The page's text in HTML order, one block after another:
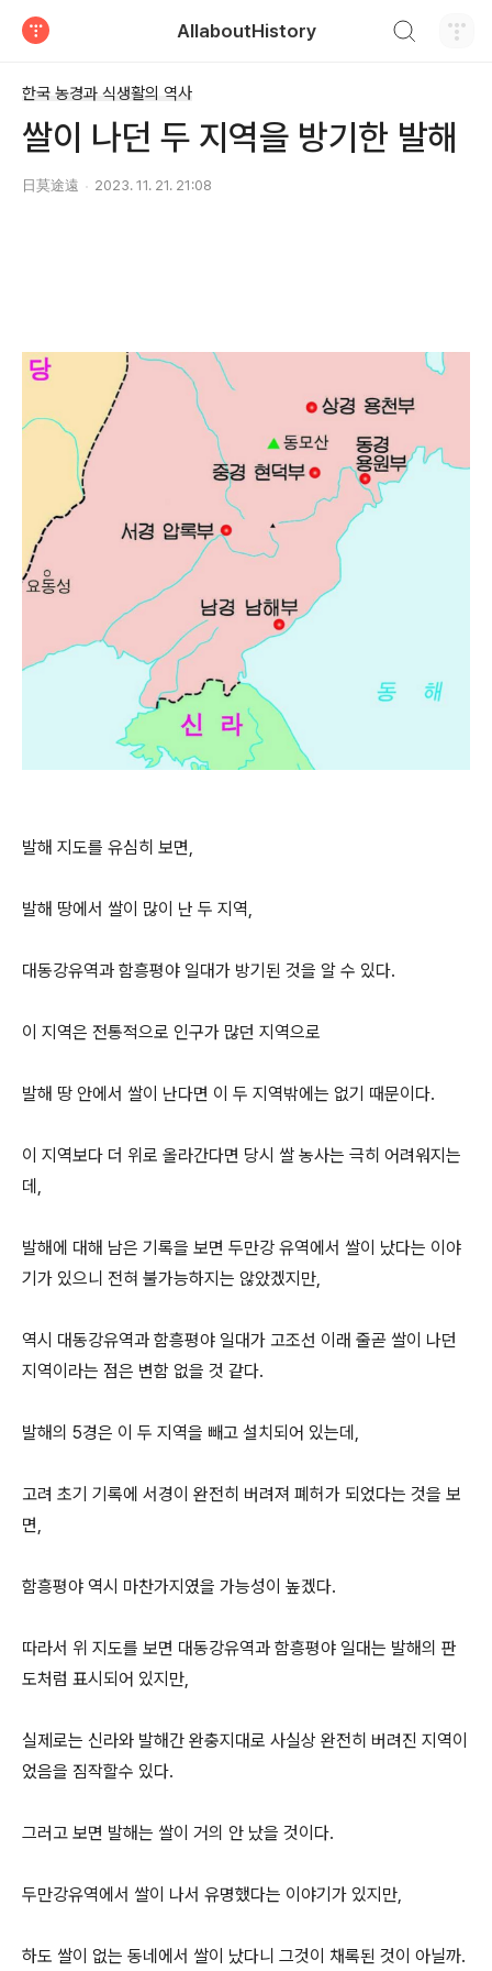
AllaboutHistory
한국 농경과 식생활의 역사
쌀이 나던 두 지역을 방기한 발해
日莫途遠 2023. 11. 21. 21:08
발해 지도를 유심히 보면,
발해 땅에서 쌀이 많이 난 두 지역,
대동강유역과 함흥평야 일대가 방기된 것을 알 수 있다.
이 지역은 전통적으로 인구가 많던 지역으로
발해 땅 안에서 쌀이 난다면 이 두 지역밖에는 없기 때문이다.
이 지역보다 더 위로 올라간다면 당시 쌀 농사는 극히 어려워지는
데,
발해에 대해 남은 기록을 보면 두만강 유역에서 쌀이 났다는 이야
기가 있으니 전혀 불가능하지는 않았겠지만,
역시 대동강유역과 함흥평야 일대가 고조선 이래 줄곧 쌀이 나던
지역이라는 점은 변함 없을 것 같다.
발해의 5경은 이 두 지역을 빼고 설치되어 있는데,
고려 초기 기록에 서경이 완전히 버려져 폐허가 되었다는 것을 보
면,
함흥평야 역시 마찬가지였을 가능성이 높겠다.
따라서 위 지도를 보면 대동강유역과 함흥평야 일대는 발해의 판
도처럼 표시되어 있지만,
실제로는 신라와 발해간 완충지대로 사실상 완전히 버려진 지역이
었음을 짐작할수 있다.
그러고 보면 발해는 쌀이 거의 안 났을 것이다.
두만강유역에서 쌀이 나서 유명했다는 이야기가 있지만,
하도 쌀이 없는 동네에서 쌀이 났다니 그것이 채록된 것이 아닐까.